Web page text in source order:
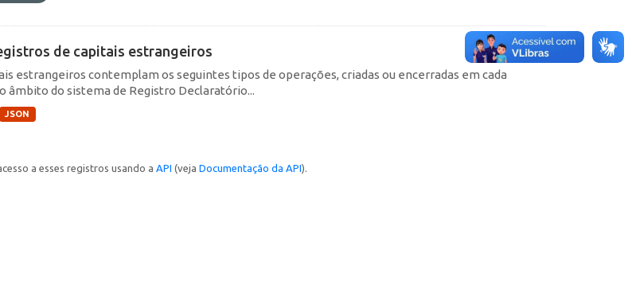
de capitais estrangeiros
estrangeiros contemplam os seguintes tipos de operações, criadas ou encerradas em cada
âmbito do sistema de Registro Declaratório...
JSON
a esses registros usando a API (veja Documentação da API).